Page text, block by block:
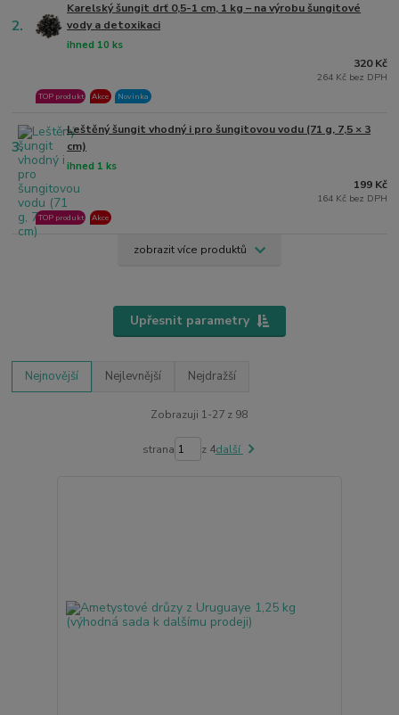
2.
Karelský šungit drť 0,5-1 cm, 1 kg – na výrobu šungitové
vody a detoxikaci
ihned 10 ks
TOP produkt Akce Novinka
320 Kč
264 Kč bez DPH
3.
Leštěný šungit vhodný i pro šungitovou vodu (71 g, 7,5 × 3
cm)
ihned 1 ks
TOP produkt Akce
199 Kč
164 Kč bez DPH
zobrazit více produktů
Upřesnit parametry
Nejnovější Nejlevnější Nejdražší
Zobrazuji 1-27 z 98
strana z 4další